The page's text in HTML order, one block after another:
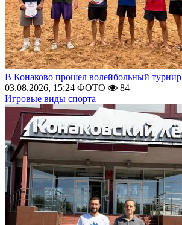
В Конаково прошел волейбольный турнир
03.08.2026, 15:24 ФОТО
84
Игровые виды спорта